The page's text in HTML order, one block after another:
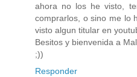
ahora no los he visto,
comprarlos, o sino me lo
visto algun titular en
Besitos y bienvenida a
;))
Responder